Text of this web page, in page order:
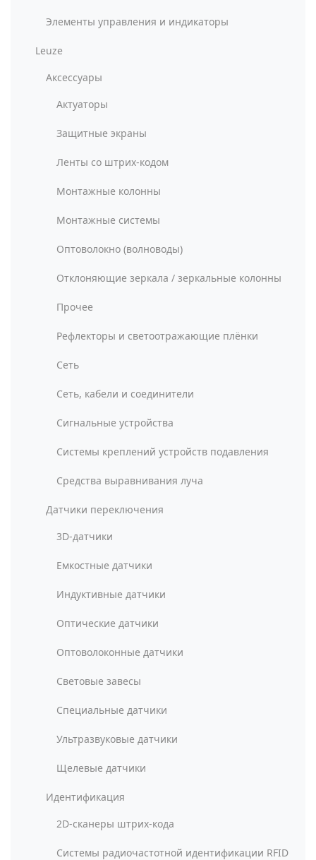
Элементы управления и индикаторы
Leuze
Аксессуары
Актуаторы
Защитные экраны
Ленты со штрих-кодом
Монтажные колонны
Монтажные системы
Оптоволокно (волноводы)
Отклоняющие зеркала / зеркальные колонны
Прочее
Рефлекторы и светоотражающие плёнки
Сеть
Сеть, кабели и соединители
Сигнальные устройства
Системы креплений устройств подавления
Средства выравнивания луча
Датчики переключения
3D-датчики
Емкостные датчики
Индуктивные датчики
Оптические датчики
Оптоволоконные датчики
Световые завесы
Специальные датчики
Ультразвуковые датчики
Щелевые датчики
Идентификация
2D-сканеры штрих-кода
Системы радиочастотной идентификации RFID